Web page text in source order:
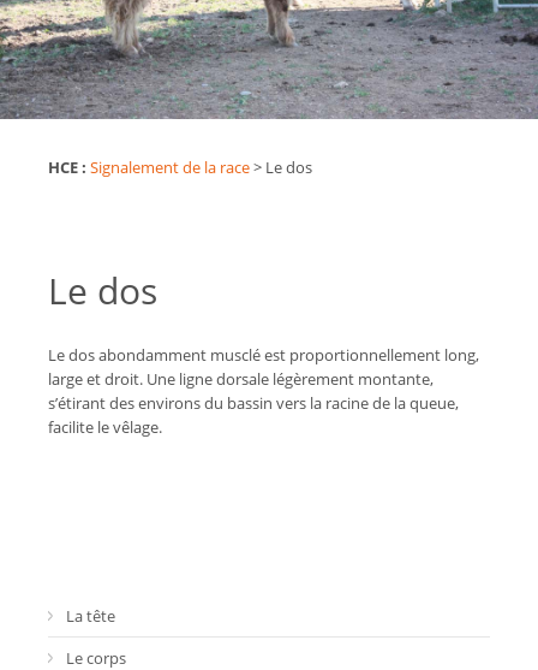
HCE : Signalement de la race> Le dos
Le dos
Le dos abondamment musclé est proportionnellement long,
large et droit. Une ligne dorsale légèrement montante,
s’étirant des environs du bassin vers la racine de la queue,
facilite le vêlage.
La tête
Le corps